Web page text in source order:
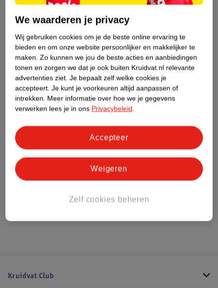
Over dit product
Productinformatie
Nature Impact Score
Dit product heeft (nog) geen Nature
Impact Score.
Meer informatie
Bestel & Bezorginformatie
Bekijk ook
Kruidvat Club
We waarderen je privacy
Wij gebruiken cookies om je de beste online ervaring te
bieden en om onze website persoonlijker en makkelijker te
maken. Zo kunnen we jou de beste acties en aanbiedingen
tonen en zorgen we dat je ook buiten Kruidvat.nl relevante
advertenties ziet. Je bepaalt zelf welke cookies je
accepteert. Je kunt je voorkeuren altijd aanpassen of
intrekken. Meer informatie over hoe we je gegevens
verwerken lees je in ons Privacybeleid.
Zelf cookies beheren
Weigeren
Accepteer